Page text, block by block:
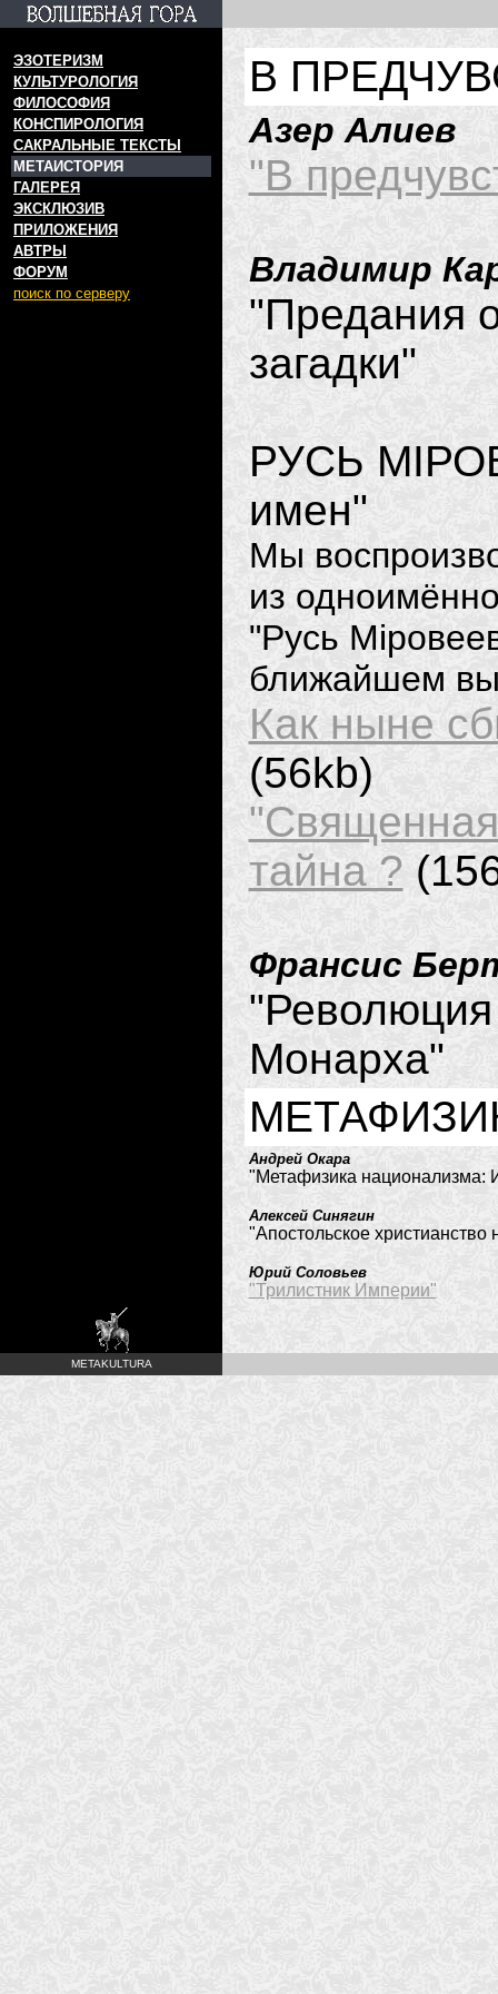
ЭЗОТЕРИЗМ
КУЛЬТУРОЛОГИЯ
ФИЛОСОФИЯ
КОНСПИРОЛОГИЯ
САКРАЛЬНЫЕ ТЕКСТЫ
МЕТАИСТОРИЯ
ГАЛЕРЕЯ
ЭКСКЛЮЗИВ
ПРИЛОЖЕНИЯ
АВТРЫ
ФОРУМ
поиск по серверу
В
Азер Алиев
"В
Владимир
"Предания
загадки"
РУСЬ
имен"
Мы
из
"Русь
ближайшем
Как ныне
(56kb)
тайна ?
Франсис
Монарха"
Андрей Окара
"Метафизика национализма:
Алексей Синягин
"Апостольское христианство
Юрий Соловьев
"Трилистник Империи"
METAKULTURA